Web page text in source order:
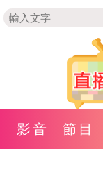
影音 節目